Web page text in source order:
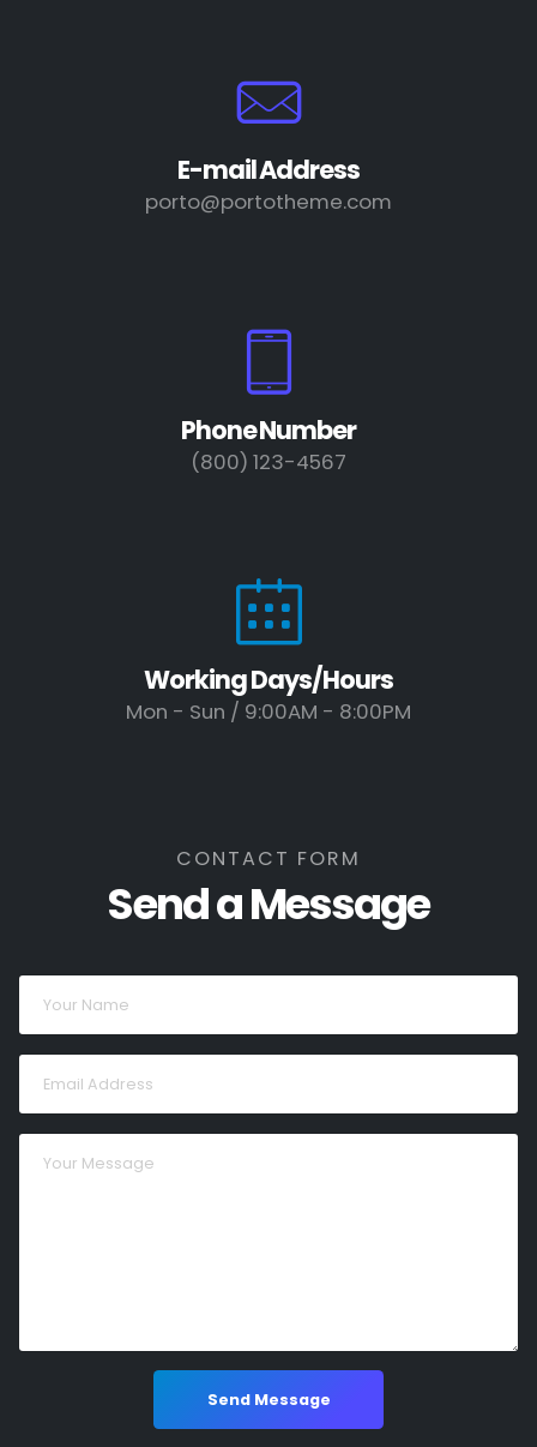
E-mail Address
porto@portotheme.com
Phone Number
(800) 123-4567
Working Days/Hours
Mon - Sun / 9:00AM - 8:00PM
CONTACT FORM
Send a Message